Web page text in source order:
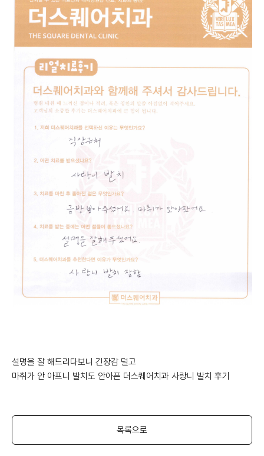
설명을 잘 해드리다보니 긴장감 덜고
마취가 안 아프니 발치도 안아픈 더스퀘어치과 사랑니 발치 후기
목록으로